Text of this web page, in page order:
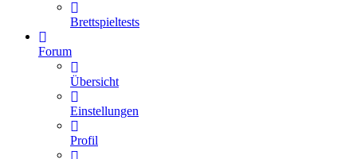
Brettspieltests
Forum
Übersicht
Einstellungen
Profil